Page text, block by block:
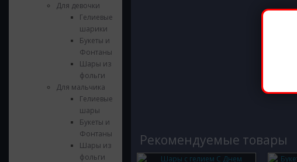
Для девочки
Гелиевые
шарики
Букеты и
Фонтаны
Шары из
фольги
Для мальчика
Гелиевые
шары
Букеты и
Фонтаны
Шары из
фольги
Рекомендуемые товары